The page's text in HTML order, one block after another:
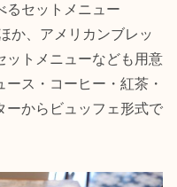
るセットメニュー
か、アメリカンブレッ
ットメニューなども用意
ス・コーヒー・紅茶・
ーからビュッフェ形式で